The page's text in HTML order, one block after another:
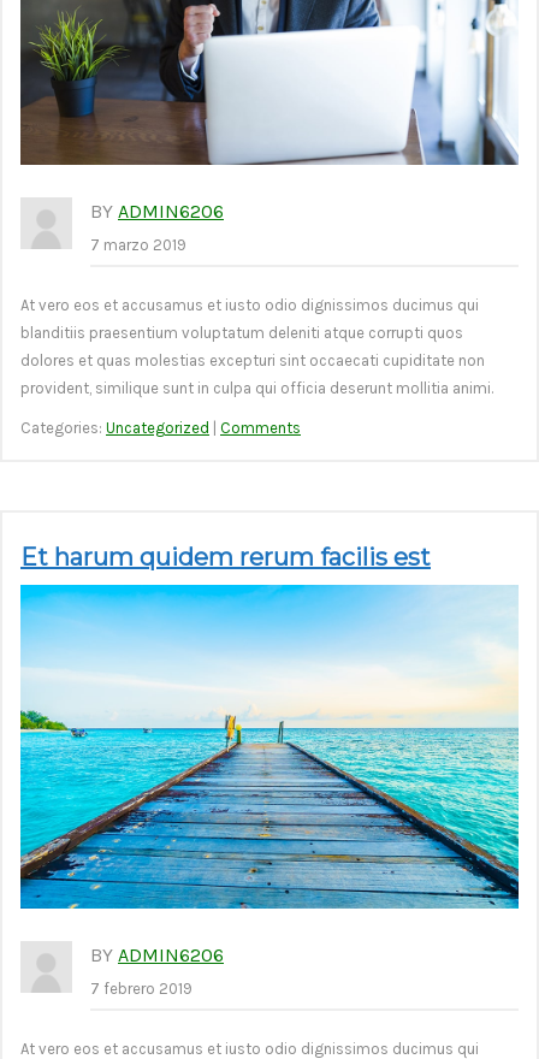
BY ADMIN6206
7 marzo 2019
At vero eos et accusamus et iusto odio dignissimos ducimus qui
blanditiis praesentium voluptatum deleniti atque corrupti quos
dolores et quas molestias excepturi sint occaecati cupiditate non
provident, similique sunt in culpa qui officia deserunt mollitia animi.
Categories: Uncategorized | Comments
Et harum quidem rerum facilis est
BY ADMIN6206
7 febrero 2019
At vero eos et accusamus et iusto odio dignissimos ducimus qui